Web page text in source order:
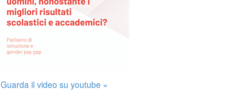
Guarda il video su youtube »